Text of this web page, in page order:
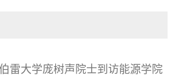
雷大学庞树声院士到访能源学院